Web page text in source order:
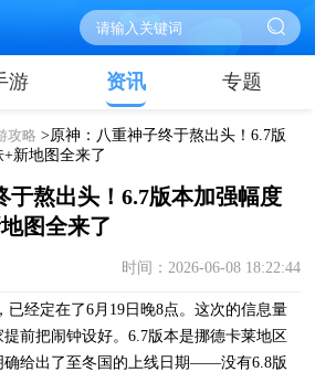
游 资讯 专题
攻略 >原神：八重神子终于熬出头！6.7版
新地图全来了
于熬出头！6.7版本加强幅度
图全来了
时间：2026-06-08 18:22:44
已经定在了6月19日晚8点。这次的信息量
前把闹钟设好。6.7版本是挪德卡莱地区
确给出了至冬国的上线日期——没有6.8版